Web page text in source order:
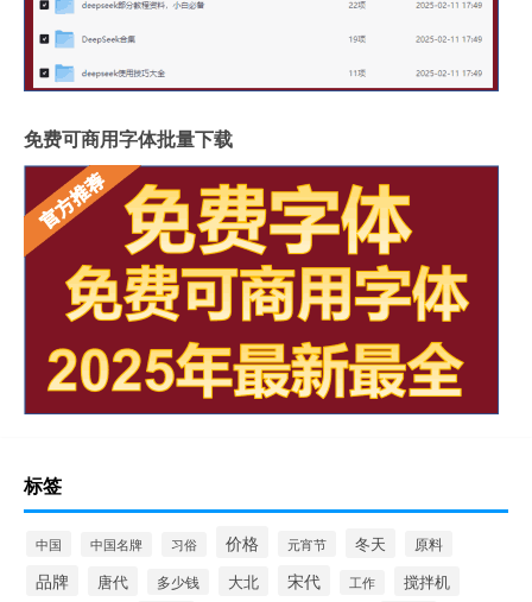
免费可商用字体批量下载
标签
中国 中国名牌 习俗 价格 元宵节 冬天 原料
品牌 唐代 多少钱 大北 宋代 工作 搅拌机